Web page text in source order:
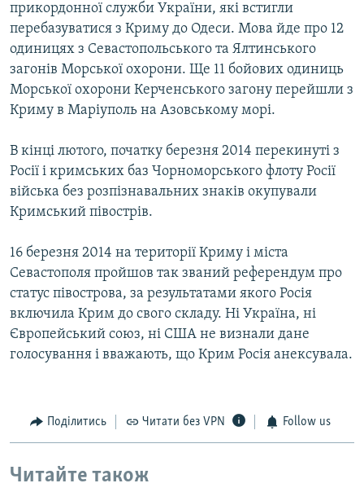
прикордонної служби України, які встигли
перебазуватися з Криму до Одеси. Мова йде про 12
одиницях з Севастопольського та Ялтинського
загонів Морської охорони. Ще 11 бойових одиниць
Морської охорони Керченського загону перейшли з
Криму в Маріуполь на Азовському морі.
В кінці лютого, початку березня 2014 перекинуті з
Росії і кримських баз Чорноморського флоту Росії
війська без розпізнавальних знаків окупували
Кримський півострів.
16 березня 2014 на території Криму і міста
Севастополя пройшов так званий референдум про
статус півострова, за результатами якого Росія
включила Крим до свого складу. Ні Україна, ні
Європейський союз, ні США не визнали дане
голосування і вважають, що Крим Росія анексувала.
Поділитись Читати без VPN Follow us
Читайте також